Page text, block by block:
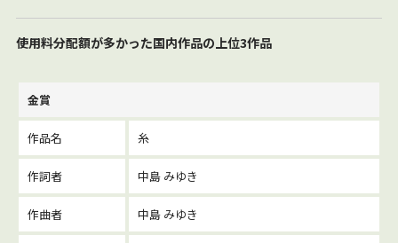
使用料分配額が多かった国内作品の上位3作品
金賞
作品名 糸
作詞者 中島 みゆき
作曲者 中島 みゆき